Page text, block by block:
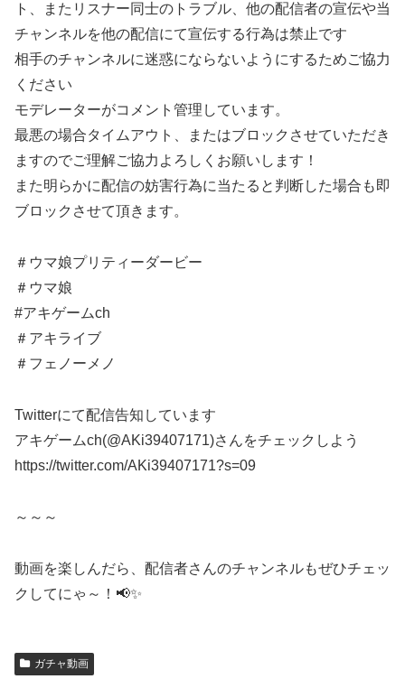
ト、またリスナー同士のトラブル、他の配信者の宣伝や当
チャンネルを他の配信にて宣伝する行為は禁止です
相手のチャンネルに迷惑にならないようにするためご協力
ください
モデレーターがコメント管理しています。
最悪の場合タイムアウト、またはブロックさせていただき
ますのでご理解ご協力よろしくお願いします！
また明らかに配信の妨害行為に当たると判断した場合も即
ブロックさせて頂きます。
＃ウマ娘プリティーダービー
＃ウマ娘
#アキゲームch
＃アキライブ
＃フェノーメノ
Twitterにて配信告知しています
アキゲームch(@AKi39407171)さんをチェックしよう
https://twitter.com/AKi39407171?s=09
～～～
動画を楽しんだら、配信者さんのチャンネルもぜひチェッ
クしてにゃ～！📢✨
ガチャ動画